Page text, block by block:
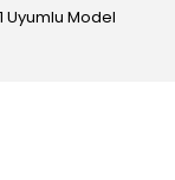
Uyumlu Model